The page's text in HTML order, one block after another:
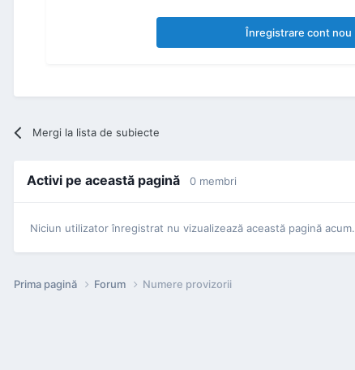
Înregistrare cont nou
Mergi la lista de subiecte
Activi pe această pagină 0 membri
Niciun utilizator înregistrat nu vizualizează această pagină acum.
Prima pagină Forum Numere provizorii